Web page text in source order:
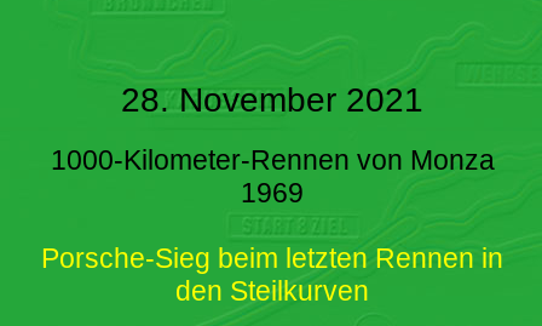
28. November 2021
1000-Kilometer-Rennen von Monza
1969
Porsche-Sieg beim letzten Rennen in
den Steilkurven